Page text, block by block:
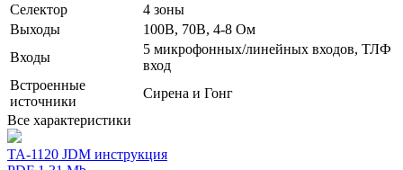
Селектор
4 зоны
Выходы
100В, 70В, 4-8 Ом
Входы
5 микрофонных/линейных входов, ТЛФ
вход
Встроенные
источники
Сирена и Гонг
Все характеристики
TA-1120 JDM инструкция